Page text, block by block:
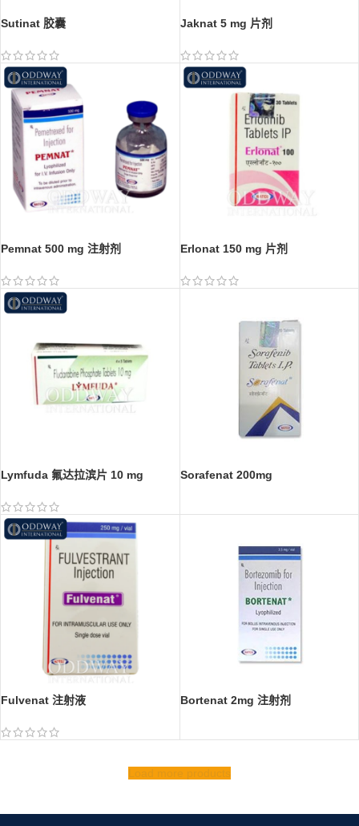
Sutinat 胶囊 Jaknat 5 mg 片剂
Pemnat 500 mg 注射剂 Erlonat 150 mg 片剂
Lymfuda 氟达拉滨片 10 mg Sorafenat 200mg
Fulvenat 注射液 Bortenat 2mg 注射剂